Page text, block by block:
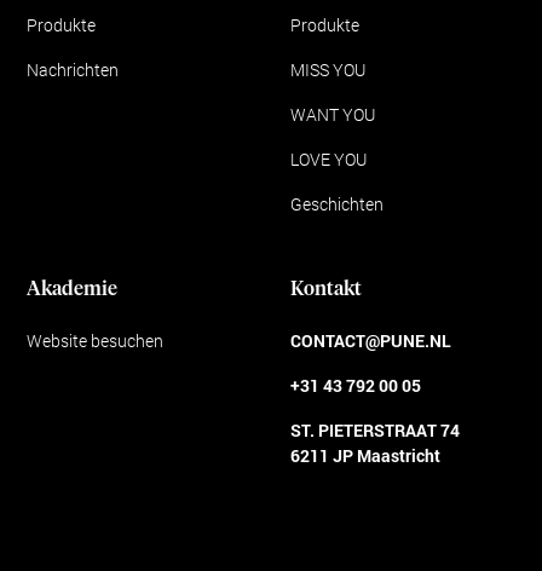
Produkte
Nachrichten
Produkte
MISS YOU
WANT YOU
LOVE YOU
Geschichten
Akademie
Website besuchen
Kontakt
CONTACT@PUNE.NL
+31 43 792 00 05
ST. PIETERSTRAAT 74
6211 JP Maastricht